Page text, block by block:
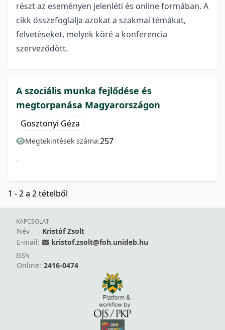
részt az eseményen jelenléti és online formában. A
cikk összefoglalja azokat a szakmai témákat,
felvetéseket, melyek köré a konferencia
szerveződött.
A szociális munka fejlődése és
megtorpanása Magyarországon
Gosztonyi Géza
Megtekintések száma:257
-
1 - 2 a 2 tételből
KAPCSOLAT
Név
Kristóf Zsolt
E-mail:
kristof.zsolt@foh.unideb.hu
ISSN
Online: 2416-0474